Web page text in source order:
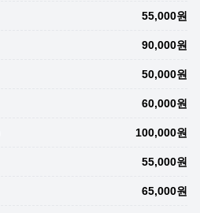
55,000원
90,000원
50,000원
60,000원
100,000원
55,000원
65,000원